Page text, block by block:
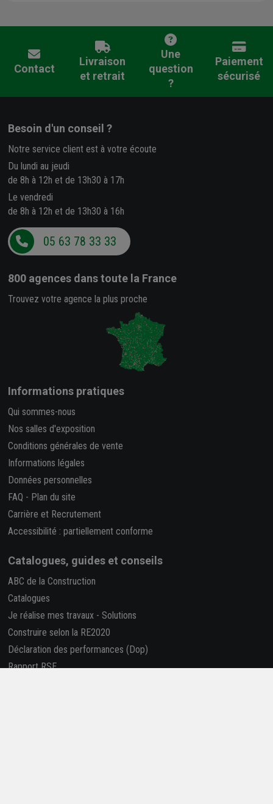
Contact
Livraison
et retrait
Une
question
?
Paiement
sécurisé
Besoin d'un conseil ?
Notre service client est à votre écoute
Du lundi au jeudi
de 8h à 12h et de 13h30 à 17h
Le vendredi
de 8h à 12h et de 13h30 à 16h
05 63 78 33 33
800 agences dans toute la France
Trouvez votre agence la plus proche
Informations pratiques
Qui sommes-nous
Nos salles d'exposition
Conditions générales de vente
Informations légales
Données personnelles
FAQ - Plan du site
Carrière et Recrutement
Accessibilité : partiellement conforme
Catalogues, guides et conseils
ABC de la Construction
Catalogues
Je réalise mes travaux - Solutions
Construire selon la RE2020
Déclaration des performances (Dop)
Rapport RSE